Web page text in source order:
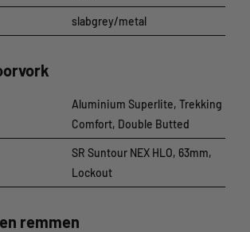
slabgrey/metal
Aluminium Superlite, Trekking
Comfort, Double Butted
SR Suntour NEX HLO, 63mm,
Lockout
remmen